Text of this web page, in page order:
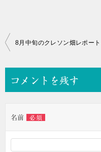
投
ビ
ー
シ
8月中旬のクレソン畑レポート
コメントを残す
名前 必須